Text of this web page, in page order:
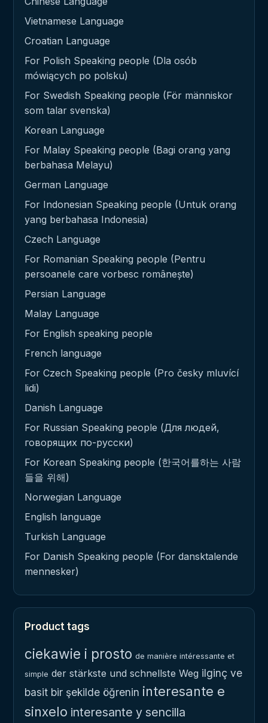
Vietnamese Language
Croatian Language
For Polish Speaking people (Dla osób
mówiących po polsku)
For Swedish Speaking people (För människor
som talar svenska)
Korean Language
For Malay Speaking people (Bagi orang yang
berbahasa Melayu)
German Language
For Indonesian Speaking people (Untuk orang
yang berbahasa Indonesia)
Czech Language
For Romanian Speaking people (Pentru
persoanele care vorbesc românește)
Persian Language
Malay Language
For English speaking people
French language
For Czech Speaking people (Pro česky mluvící
lidi)
Danish Language
For Russian Speaking people (Для людей,
говорящих по-русски)
For Korean Speaking people (한국어를하는 사람
들을 위해)
Norwegian Language
English language
Turkish Language
For Danish Speaking people (For dansktalende
mennesker)
Product tags
ciekawie i prosto de manière intéressante et
simple der stärkste und schnellste Weg ilginç ve
basit bir şekilde öğrenin interesante e
sinxelo interesante y sencilla